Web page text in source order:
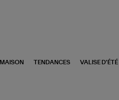
MAISON TENDANCES VALISE D'ÉTÉ